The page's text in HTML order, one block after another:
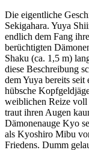
Die eigentliche
Sekigahara. Yuya
endlich dem Fang
berüchtigten
Shaku (ca. 1,5 m)
diese Beschreibung
dem Yuya bereits
hübsche
weiblichen Reize
traut ihren Augen
Dämonenauge Kyo
als Kyoshiro Mibu
Friedens. Dumm